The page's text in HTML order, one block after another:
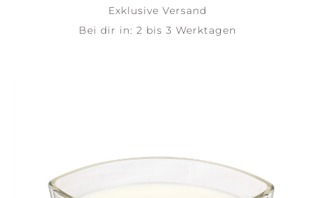
Exklusive Versand
Bei dir in: 2 bis 3 Werktagen